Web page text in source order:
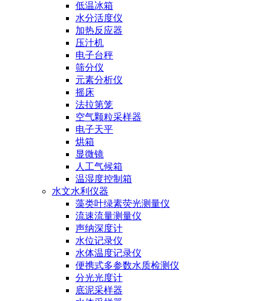
低温冰箱
水分活度仪
加热反应器
压汁机
电子台秤
筛分仪
元素分析仪
摇床
法拉第笼
空气颗粒采样器
电子天平
烘箱
显微镜
人工气候箱
温湿度控制箱
水文水利仪器
藻类叶绿素荧光测量仪
流速流量测量仪
声纳深度计
水位记录仪
水体温度记录仪
便携式多参数水质检测仪
分光光度计
底泥采样器